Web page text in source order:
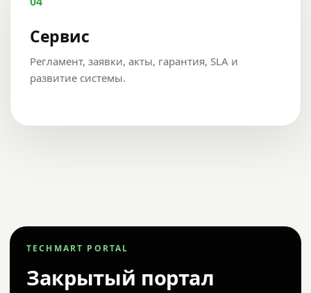
Сервис
Регламент, заявки, акты, гарантия, SLA и
развитие системы.
TECHMART PORTAL
Закрытый портал